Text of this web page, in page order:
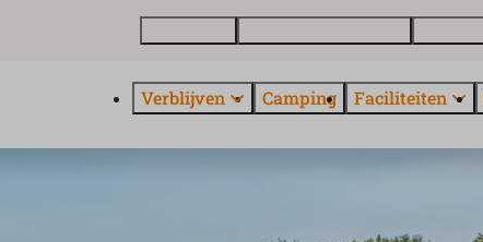
Verblijven Camping Faciliteiten